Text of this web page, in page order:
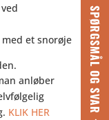
SPØRGSMÅL OG SVAR
et snorøje
anløber
KLIK HER